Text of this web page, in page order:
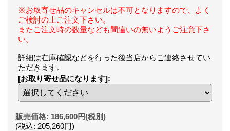
※お取寄せ品のキャンセルは不可となりますので、よく
ご検討の上ご注文下さい。
またご注文時の数量なども間違いの無いようご注意下さ
い。
詳細は在庫確認などを行った後当店からご連絡させてい
ただきます。
[お取り寄せ品になります]:
販売価格: 186,600円(税別)
(税込: 205,260円)